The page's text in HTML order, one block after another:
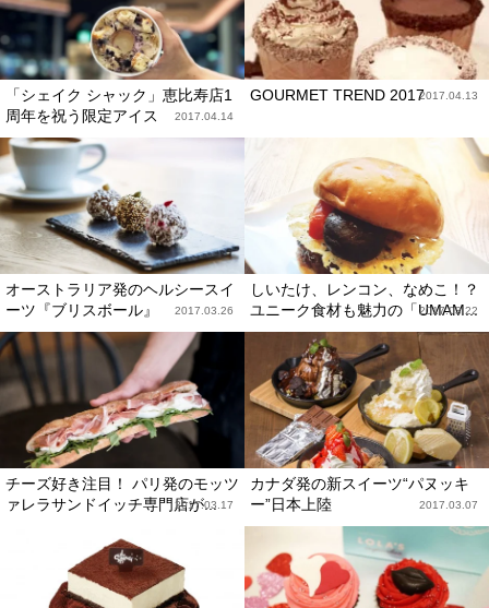
「シェイク シャック」恵比寿店1
周年を祝う限定アイス
2017.04.14
GOURMET TREND 20172017.04.13
オーストラリア発のヘルシースイ
ーツ『ブリスボール』
2017.03.26
しいたけ、レンコン、なめこ！？
ユニーク食材も魅力の「UMAM...
2017.03.22
チーズ好き注目！ パリ発のモッツ
ァレラサンドイッチ専門店が...
2017.03.17
カナダ発の新スイーツ“パヌッキ
ー”日本上陸
2017.03.07